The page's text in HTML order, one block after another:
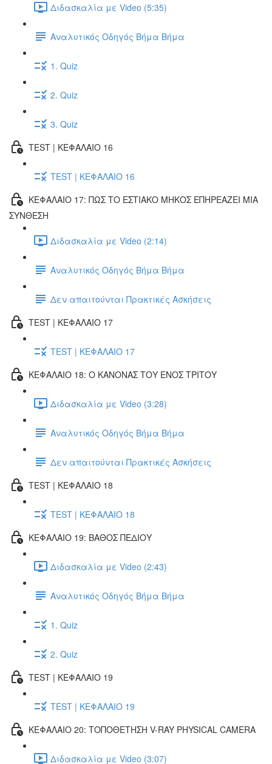
Διδασκαλία με Video (5:35)
Αναλυτικός Οδηγός Βήμα Βήμα
1. Quiz
2. Quiz
3. Quiz
TEST | ΚΕΦΑΛΑΙΟ 16
TEST | ΚΕΦΑΛΑΙΟ 16
ΚΕΦΑΛΑΙΟ 17: ΠΩΣ ΤΟ ΕΣΤΙΑΚΟ ΜΗΚΟΣ ΕΠΗΡΕΑΖΕΙ ΜΙΑ
ΣΥΝΘΕΣΗ
Διδασκαλία με Video (2:14)
Αναλυτικός Οδηγός Βήμα Βήμα
Δεν απαιτούνται Πρακτικές Ασκήσεις
TEST | ΚΕΦΑΛΑΙΟ 17
TEST | ΚΕΦΑΛΑΙΟ 17
ΚΕΦΑΛΑΙΟ 18: Ο ΚΑΝΟΝΑΣ ΤΟΥ ΕΝΟΣ ΤΡΙΤΟΥ
Διδασκαλία με Video (3:28)
Αναλυτικός Οδηγός Βήμα Βήμα
Δεν απαιτούνται Πρακτικές Ασκήσεις
TEST | ΚΕΦΑΛΑΙΟ 18
TEST | ΚΕΦΑΛΑΙΟ 18
ΚΕΦΑΛΑΙΟ 19: ΒΑΘΟΣ ΠΕΔΙΟΥ
Διδασκαλία με Video (2:43)
Αναλυτικός Οδηγός Βήμα Βήμα
1. Quiz
2. Quiz
TEST | ΚΕΦΑΛΑΙΟ 19
TEST | ΚΕΦΑΛΑΙΟ 19
ΚΕΦΑΛΑΙΟ 20: ΤΟΠΟΘΕΤΗΣΗ V-RAY PHYSICAL CAMERA
Διδασκαλία με Video (3:07)